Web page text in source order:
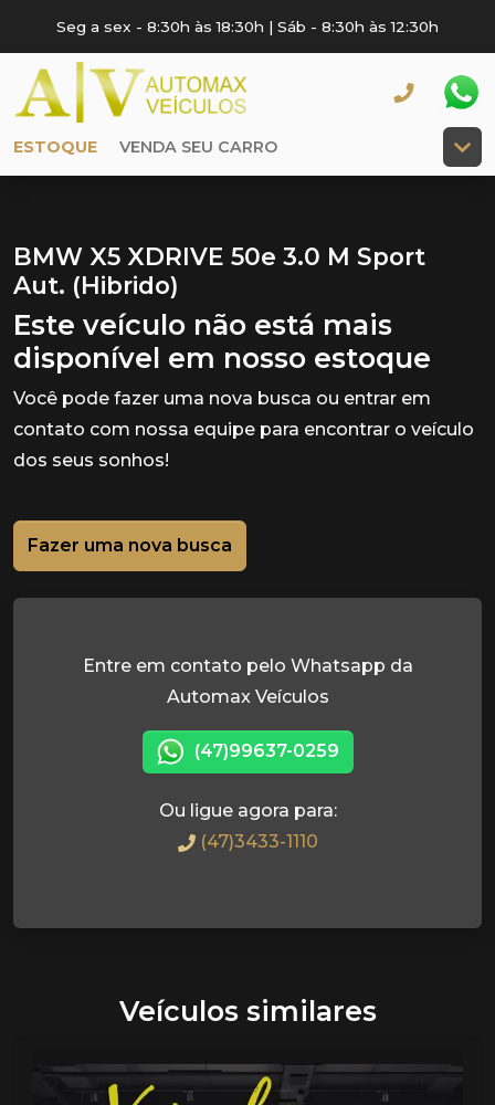
Seg a sex - 8:30h às 18:30h | Sáb - 8:30h às 12:30h
ESTOQUE VENDA SEU CARRO
BMW X5 XDRIVE 50e 3.0 M Sport
Aut. (Hibrido)
Este veículo não está mais
disponível em nosso estoque
Você pode fazer uma nova busca ou entrar em
contato com nossa equipe para encontrar o veículo
dos seus sonhos!
Fazer uma nova busca
Entre em contato pelo Whatsapp da
Automax Veículos
(47)99637-0259
Ou ligue agora para:
(47)3433-1110
Veículos similares